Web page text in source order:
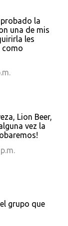
la
una de mis
les
como
Lion Beer,
vez la
grupo que